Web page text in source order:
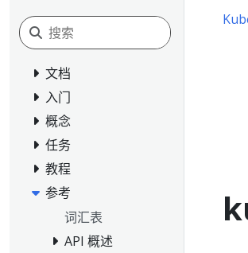
文档
入门
概念
任务
教程
参考
词汇表
API 概述